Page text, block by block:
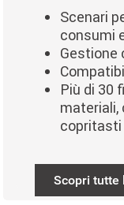
Scenari
consumi
Gestione
Più di 30
materiali,
copritasti
Scopri tutte